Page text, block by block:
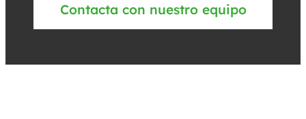
Contacta con nuestro equipo